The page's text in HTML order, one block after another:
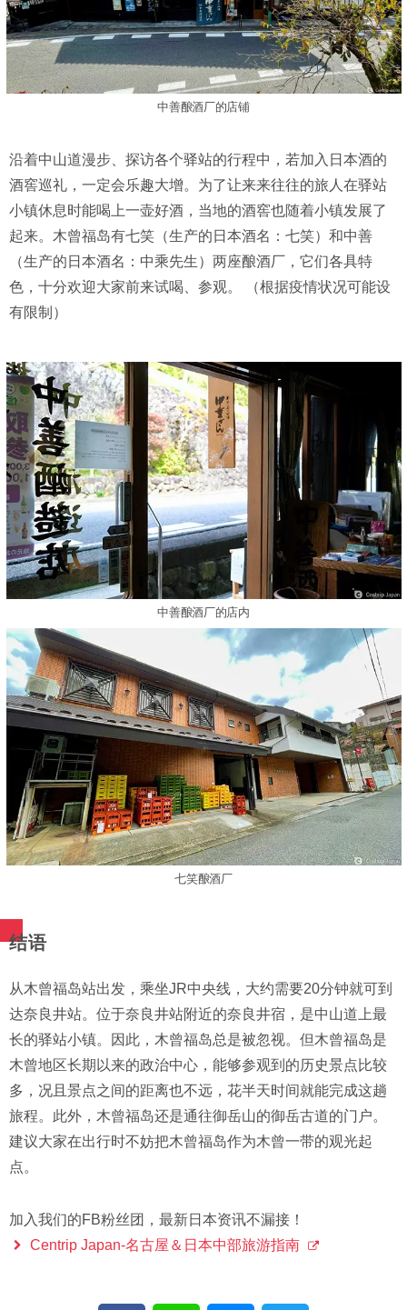
中善酿酒厂的店铺
沿着中山道漫步、探访各个驿站的行程中，若加入日本酒的
酒窖巡礼，一定会乐趣大增。为了让来来往往的旅人在驿站
小镇休息时能喝上一壶好酒，当地的酒窖也随着小镇发展了
起来。木曾福岛有七笑（生产的日本酒名：七笑）和中善
（生产的日本酒名：中乘先生）两座酿酒厂，它们各具特
色，十分欢迎大家前来试喝、参观。 （根据疫情状况可能设
有限制）
中善酿酒厂的店内
七笑酿酒厂
结语
从木曾福岛站出发，乘坐JR中央线，大约需要20分钟就可到
达奈良井站。位于奈良井站附近的奈良井宿，是中山道上最
长的驿站小镇。因此，木曾福岛总是被忽视。但木曾福岛是
木曾地区长期以来的政治中心，能够参观到的历史景点比较
多，况且景点之间的距离也不远，花半天时间就能完成这趟
旅程。此外，木曾福岛还是通往御岳山的御岳古道的门户。
建议大家在出行时不妨把木曾福岛作为木曾一带的观光起
点。
加入我们的FB粉丝团，最新日本资讯不漏接！
Centrip Japan-名古屋＆日本中部旅游指南